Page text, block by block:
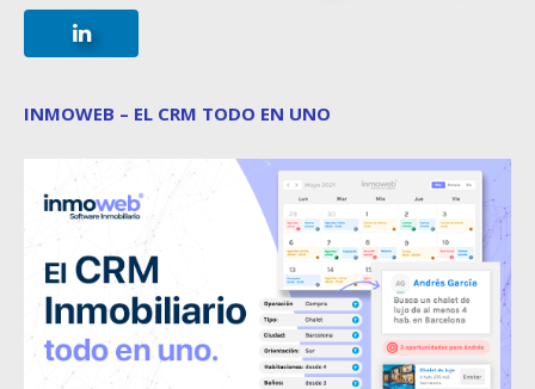
INMOWEB – EL CRM TODO EN UNO